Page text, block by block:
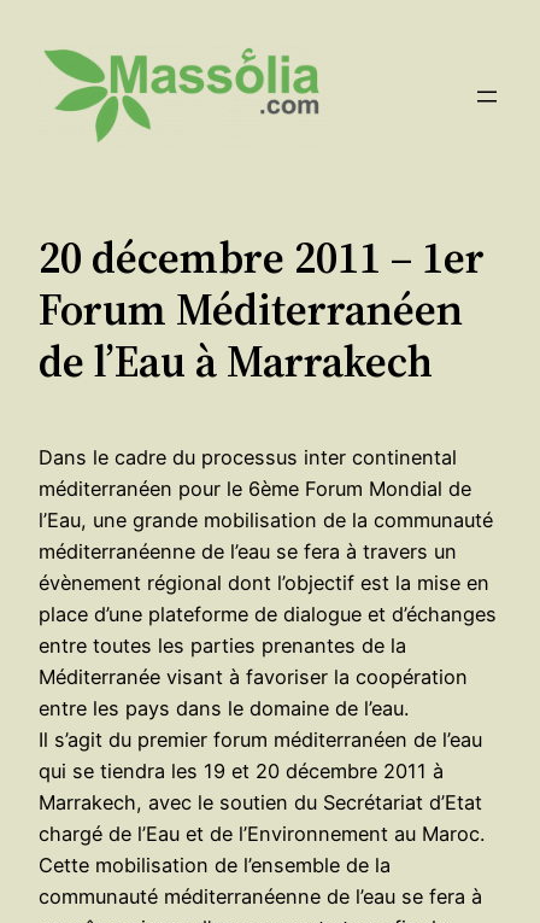
contenu
20 décembre 2011 – 1er
Forum Méditerranéen
de l’Eau à Marrakech
Dans le cadre du processus inter continental
méditerranéen pour le 6ème Forum Mondial de
l’Eau, une grande mobilisation de la communauté
méditerranéenne de l’eau se fera à travers un
évènement régional dont l’objectif est la mise en
place d’une plateforme de dialogue et d’échanges
entre toutes les parties prenantes de la
Méditerranée visant à favoriser la coopération
entre les pays dans le domaine de l’eau.
Il s’agit du premier forum méditerranéen de l’eau
qui se tiendra les 19 et 20 décembre 2011 à
Marrakech, avec le soutien du Secrétariat d’Etat
chargé de l’Eau et de l’Environnement au Maroc.
Cette mobilisation de l’ensemble de la
communauté méditerranéenne de l’eau se fera à